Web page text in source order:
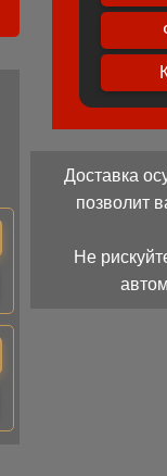
Доставка
позволит
Не